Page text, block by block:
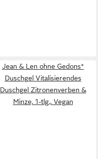
Jean & Len ohne Gedons*
Duschgel Vitalisierendes
Duschgel Zitronenverben &
Minze, 1-tlg., Vegan